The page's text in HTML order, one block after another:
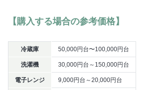
【購入する場合の参考価格】
冷蔵庫 50,000円台〜100,000円台
洗濯機 30,000円台～150,000円台
電子レンジ 9,000円台～20,000円台